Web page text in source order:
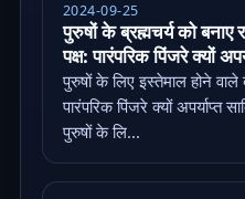
2024-09-25
पुरुषों के ब्रह्मचर्य को
पक्ष: पारंपरिक पिंजरे क्यों
पुरुषों के लिए इस्तेमाल होने वाले
पारंपरिक पिंजरे क्यों अपर्याप्त
पुरुषों के लि...